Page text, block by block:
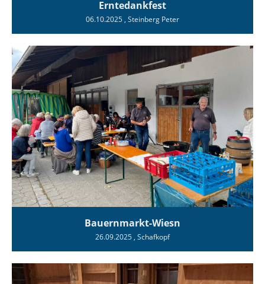
Erntedankfest
06.10.2025 , Steinberg Peter
Bauernmarkt-Wiesn
26.09.2025 , Schafkopf